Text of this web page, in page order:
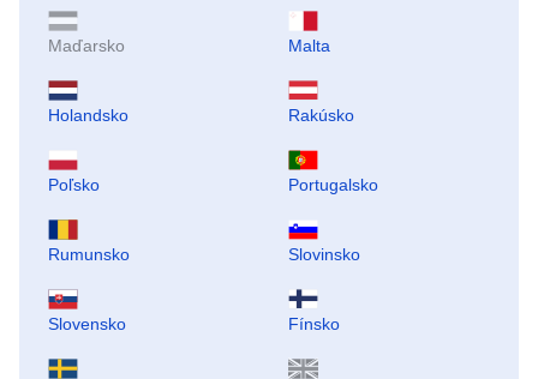
Maďarsko Malta
Holandsko Rakúsko
Poľsko Portugalsko
Rumunsko Slovinsko
Slovensko Fínsko